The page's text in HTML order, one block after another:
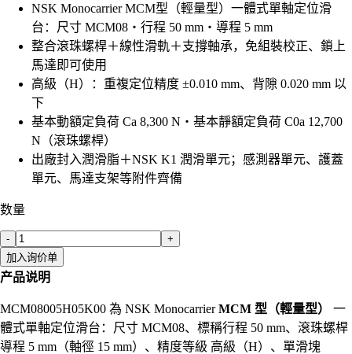
NSK Monocarrier MCM型（輕量型）一體式單軸定位滑
台：尺寸 MCM08・行程 50 mm・導程 5 mm
整合滾珠螺桿＋線性滑軌＋支撐軸承，免組裝校正、鎖上
馬達即可使用
高級（H）：重複定位精度 ±0.010 mm、背隙 0.020 mm 以
下
基本動額定負荷 Ca 8,300 N・基本靜額定負荷 C0a 12,700
N（滾珠螺桿）
出廠封入潤滑脂＋NSK K1 潤滑單元；感測器單元、護蓋
單元、馬達支架等附件齊備
数量
-
+
加入询价单
产品说明
MCM08005H05K00 為 NSK MonocarrierMCM 型（輕量型）
一
體式單軸定位滑台：尺寸 MCM08、標稱行程 50 mm、滾珠螺桿
導程 5 mm（軸徑 15 mm）、精度等級 高級（H）、單滑塊